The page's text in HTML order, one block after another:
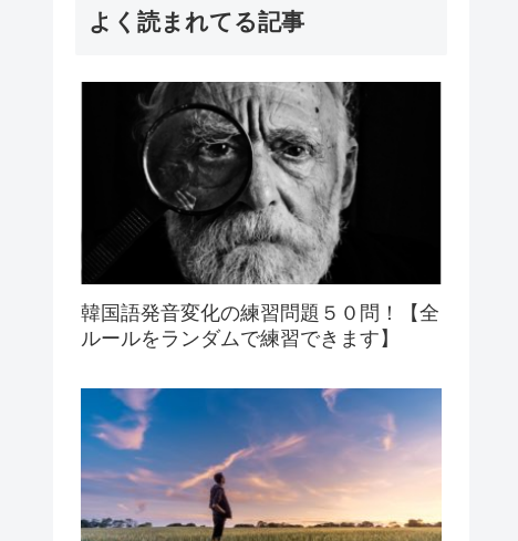
よく読まれてる記事
韓国語発音変化の練習問題５０問！【全
ルールをランダムで練習できます】